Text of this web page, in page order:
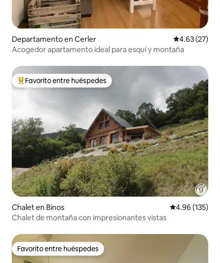
Departamento en Cerler Calificación
4.63 (27)
Acogedor apartamento ideal para esquí y montaña
De los mejores en Favorito entre huéspedes
Favorito entre huéspedes
Chalet en Binos Calificación
4.96 (135)
Chalet de montaña con impresionantes vistas
Favorito entre huéspedes
Favorito entre huéspedes